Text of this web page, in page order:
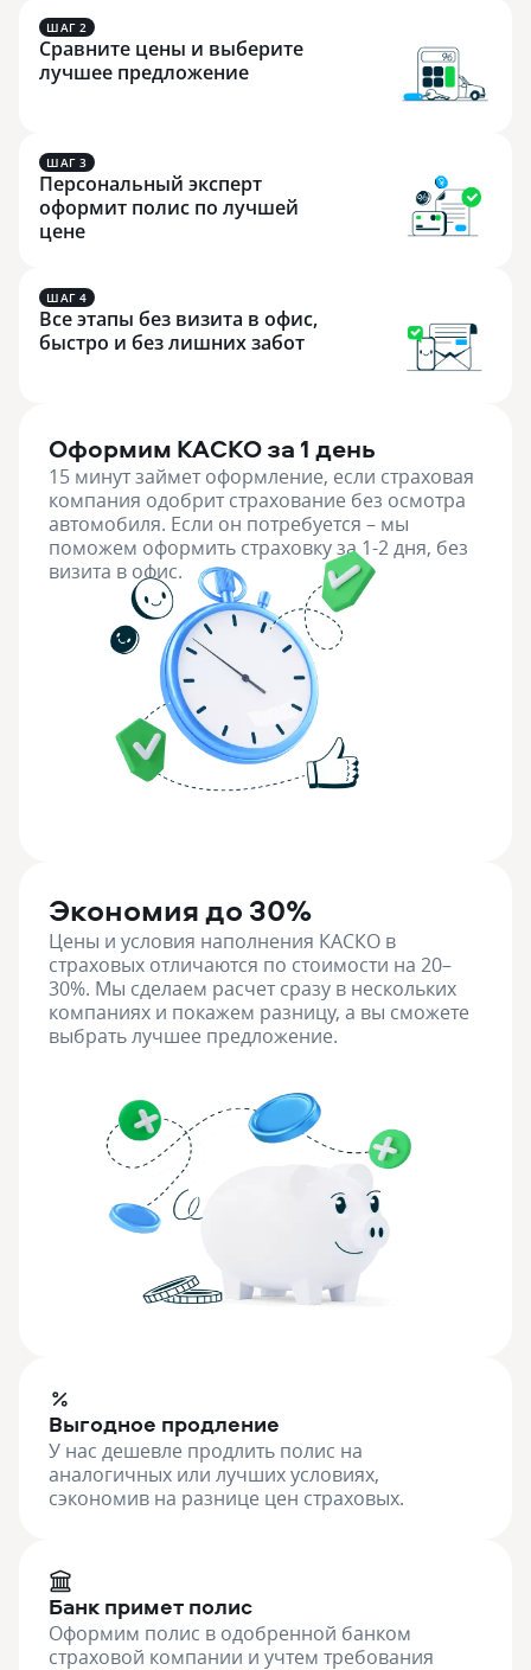
ШАГ 2
Сравните цены и выберите
лучшее предложение
ШАГ 3
Персональный эксперт
оформит полис по лучшей
цене
ШАГ 4
Все этапы без визита в офис,
быстро и без лишних забот
Оформим КАСКО за 1 день
15 минут займет оформление, если страховая
компания одобрит страхование без осмотра
автомобиля. Если он потребуется – мы
поможем оформить страховку за 1-2 дня, без
визита в офис.
Экономия до 30%
Цены и условия наполнения КАСКО в
страховых отличаются по стоимости на 20–
30%. Мы сделаем расчет сразу в нескольких
компаниях и покажем разницу, а вы сможете
выбрать лучшее предложение.
Выгодное продление
У нас дешевле продлить полис на
аналогичных или лучших условиях,
сэкономив на разнице цен страховых.
Банк примет полис
Оформим полис в одобренной банком
страховой компании и учтем требования